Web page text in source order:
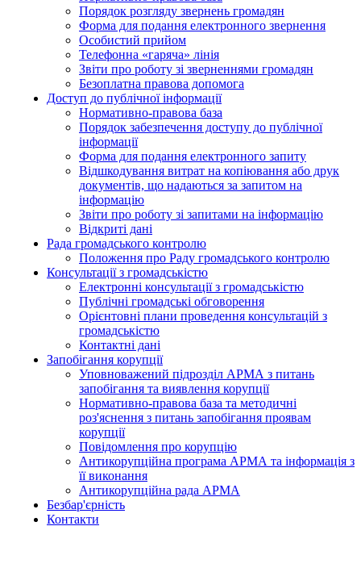
Порядок розгляду звернень громадян
Форма для подання електронного звернення
Особистий прийом
Телефонна «гаряча» лінія
Звіти про роботу зі зверненнями громадян
Безоплатна правова допомога
Доступ до публічної інформації
Нормативно-правова база
Порядок забезпечення доступу до публічної
інформації
Форма для подання електронного запиту
Відшкодування витрат на копіювання або друк
документів, що надаються за запитом на
інформацію
Звіти про роботу зі запитами на інформацію
Відкриті дані
Рада громадського контролю
Положення про Раду громадського контролю
Консультації з громадськістю
Електронні консультації з громадськістю
Публічні громадські обговорення
Орієнтовні плани проведення консультацій з
громадськістю
Контактні дані
Запобігання корупції
Уповноважений підрозділ АРМА з питань
запобігання та виявлення корупції
Нормативно-правова база та методичні
роз'яснення з питань запобігання проявам
корупції
Повідомлення про корупцію
Антикорупційна програма АРМА та інформація з
її виконання
Антикорупційна рада АРМА
Безбар'єрність
Контакти